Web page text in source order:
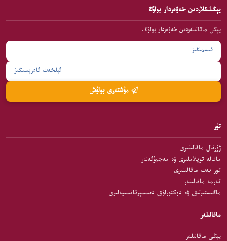
يېڭىلىقلاردىن خەۋەردار بولۇڭ
يېڭى ماقالىلەردىن خەۋەردار بولۇڭ.
تۈر
ژۇرنال ماقالىلىرى
ماقالە توپلاملىرى ۋە مەجمۇئەلەر
تور بەت ماقالىلىرى
تەرمە ماقالىلەر
ماگىستىرلىق ۋە دوكتورلۇق دىسسېرتاتسىيەلىرى
ماقالىلەر
يېڭى ماقالىلەر